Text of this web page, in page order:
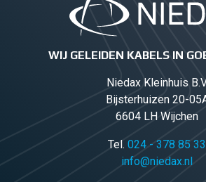
WIJ GELEIDEN KABELS IN
Niedax Kleinhuis
Bijsterhuizen 20-
6604 LH Wijchen
Tel. 024 - 378 85 33
info@niedax.nl